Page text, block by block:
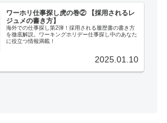
ワーホリ仕事探し虎の巻② 【採用されるレ
ジュメの書き方】
海外での仕事探し第2弾！採用される履歴書の書き方
を徹底解説。ワーキングホリデー仕事探し中のあなた
に役立つ情報満載！
2025.01.10